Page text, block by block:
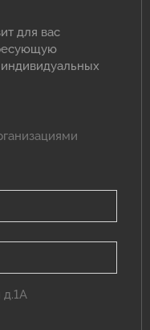
для вас
д.1А